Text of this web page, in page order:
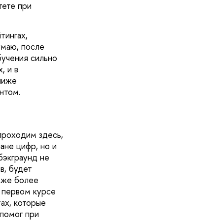
при
после
сильно
и в
здесь,
цифр, но и
не
будет
более
курсе
которые
при